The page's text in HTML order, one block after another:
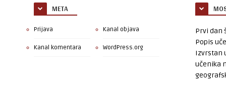
META
Prijava Kanal objava
Kanal komentara WordPress.org
Prvi dan
Popis
Izvrstan
učenika